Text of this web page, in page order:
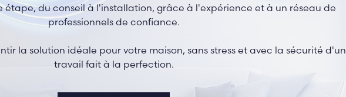
du conseil à l'installation, grâce à l'expérience et à un réseau de
professionnels de confiance.
la solution idéale pour votre maison, sans stress et avec la sécurité d'un
travail fait à la perfection.